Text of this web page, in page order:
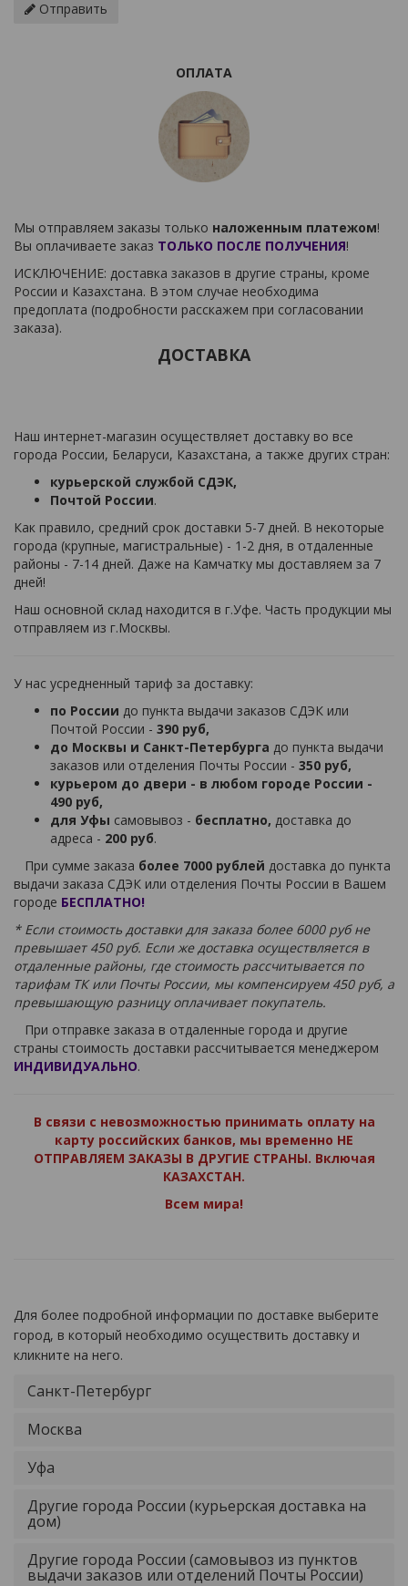
Отправить
ОПЛАТА
Мы отправляем заказы только наложенным платежом!
Вы оплачиваете заказ ТОЛЬКО ПОСЛЕ ПОЛУЧЕНИЯ!
ИСКЛЮЧЕНИЕ: доставка заказов в другие страны, кроме
России и Казахстана. В этом случае необходима
предоплата (подробности расскажем при согласовании
заказа).
ДОСТАВКА
Наш интернет-магазин осуществляет доставку во все
города России, Беларуси, Казахстана, а также других стран:
курьерской службой СДЭК,
Почтой России.
Как правило, средний срок доставки 5-7 дней. В некоторые
города (крупные, магистральные) - 1-2 дня, в отдаленные
районы - 7-14 дней. Даже на Камчатку мы доставляем за 7
дней!
Наш основной склад находится в г.Уфе. Часть продукции мы
отправляем из г.Москвы.
У нас усредненный тариф за доставку:
по России до пункта выдачи заказов СДЭК или
Почтой России - 390 руб,
до Москвы и Санкт-Петербурга до пункта выдачи
заказов или отделения Почты России - 350 руб,
курьером до двери - в любом городе России -
490 руб,
для Уфы самовывоз - бесплатно, доставка до
адреса - 200 руб.
При сумме заказа более 7000 рублей доставка до пункта
выдачи заказа СДЭК или отделения Почты России в Вашем
городе БЕСПЛАТНО!
* Если стоимость доставки для заказа более 6000 руб не
превышает 450 руб. Если же доставка осуществляется в
отдаленные районы, где стоимость рассчитывается по
тарифам ТК или Почты России, мы компенсируем 450 руб, а
превышающую разницу оплачивает покупатель.
При отправке заказа в отдаленные города и другие
страны стоимость доставки рассчитывается менеджером
ИНДИВИДУАЛЬНО.
В связи с невозможностью принимать оплату на
карту российских банков, мы временно НЕ
ОТПРАВЛЯЕМ ЗАКАЗЫ В ДРУГИЕ СТРАНЫ. Включая
КАЗАХСТАН.
Всем мира!
Для более подробной информации по доставке выберите
город, в который необходимо осуществить доставку и
кликните на него.
Санкт-Петербург
Москва
Уфа
Другие города России (курьерская доставка на
дом)
Другие города России (самовывоз из пунктов
выдачи заказов или отделений Почты России)